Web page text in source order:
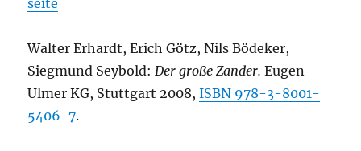
Walter Erhardt, Erich Götz, Nils Bödeker,
Siegmund Seybold: Der große Zander. Eugen
Ulmer KG, Stuttgart 2008,ISBN 978-3-8001-
5406-7.